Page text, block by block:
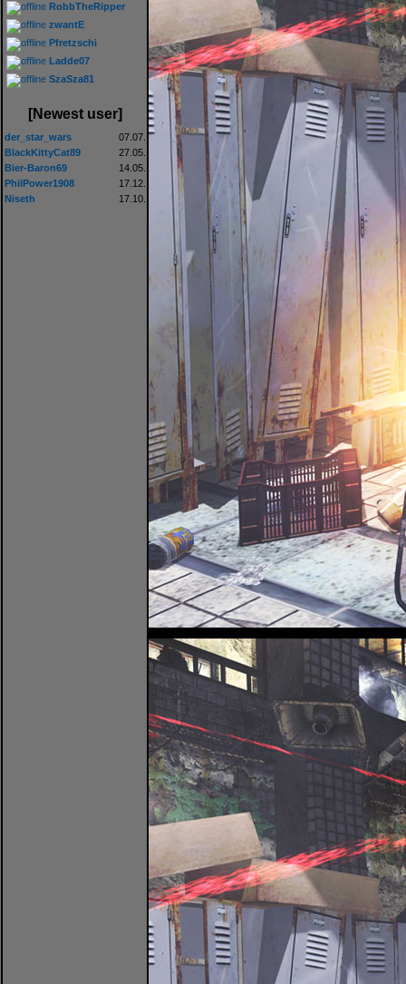
RobbTheRipper
zwantE
Pfretzschi
Ladde07
SzaSza81
[Newest user]
der_star_wars
07.07.
BlackKittyCat89
27.05.
Bier-Baron69
14.05.
PhilPower1908
17.12.
Niseth
17.10.